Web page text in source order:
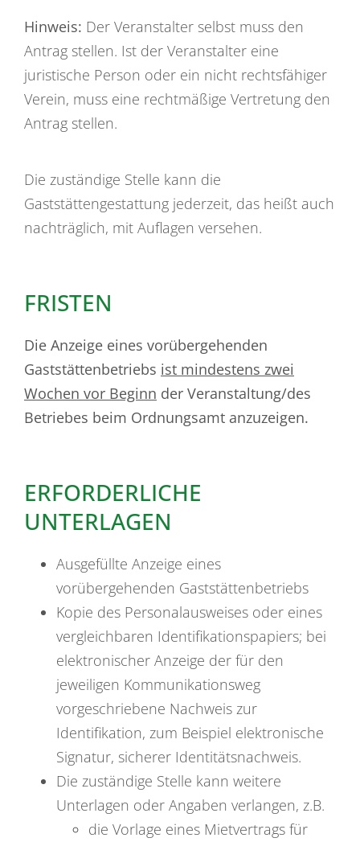
Hinweis: Der Veranstalter selbst muss den
Antrag stellen. Ist der Veranstalter eine
juristische Person oder ein nicht rechtsfähiger
Verein, muss eine rechtmäßige Vertretung den
Antrag stellen.
Die zuständige Stelle kann die
Gaststättengestattung jederzeit, das heißt auch
nachträglich, mit Auflagen versehen.
FRISTEN
Die Anzeige eines vorübergehenden
Gaststättenbetriebs ist mindestens zwei
Wochen vor Beginn der Veranstaltung/des
Betriebes beim Ordnungsamt anzuzeigen.
ERFORDERLICHE
UNTERLAGEN
Ausgefüllte Anzeige eines
vorübergehenden Gaststättenbetriebs
Kopie des Personalausweises oder eines
vergleichbaren Identifikationspapiers; bei
elektronischer Anzeige der für den
jeweiligen Kommunikationsweg
vorgeschriebene Nachweis zur
Identifikation, zum Beispiel elektronische
Signatur, sicherer Identitätsnachweis.
Die zuständige Stelle kann weitere
Unterlagen oder Angaben verlangen, z.B.
die Vorlage eines Mietvertrags für